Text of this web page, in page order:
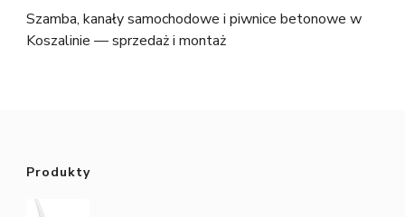
Szamba, kanały samochodowe i piwnice betonowe w
Koszalinie — sprzedaż i montaż
Produkty